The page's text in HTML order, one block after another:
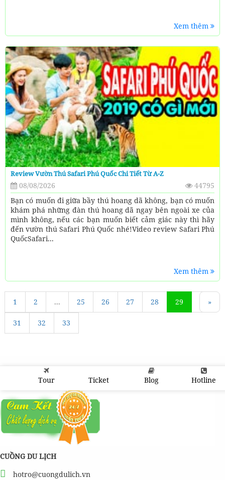
Xem thêm
Review Vườn Thú Safari Phú Quốc Chi Tiết Từ A-Z
08/08/2026
44795
Bạn có muốn đi giữa bầy thú hoang dã không, bạn có muốn
khám phá những đàn thú hoang dã ngay bên ngoài xe của
mình không, nếu các bạn muốn biết cảm giác này thì hãy
đến vườn thú Safari Phú Quốc nhé!Video review Safari Phú
QuốcSafari...
Xem thêm
«
1 2 ... 25 26 27 28 29
31 32 33
»
Tour Ticket Blog Hotline
CUỒNG DU LỊCH
hotro@cuongdulich.vn